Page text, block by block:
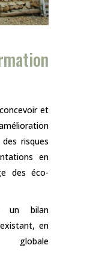
et
risques
en
des éco-
un bilan
en
globale